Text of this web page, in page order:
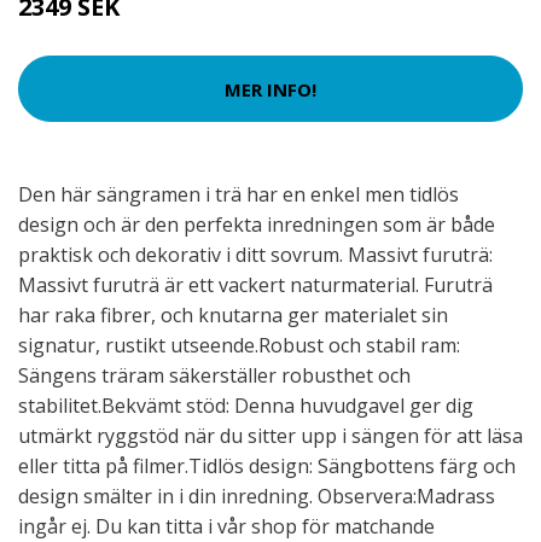
2349 SEK
MER INFO!
Den här sängramen i trä har en enkel men tidlös
design och är den perfekta inredningen som är både
praktisk och dekorativ i ditt sovrum. Massivt furuträ:
Massivt furuträ är ett vackert naturmaterial. Furuträ
har raka fibrer, och knutarna ger materialet sin
signatur, rustikt utseende.Robust och stabil ram:
Sängens träram säkerställer robusthet och
stabilitet.Bekvämt stöd: Denna huvudgavel ger dig
utmärkt ryggstöd när du sitter upp i sängen för att läsa
eller titta på filmer.Tidlös design: Sängbottens färg och
design smälter in i din inredning. Observera:Madrass
ingår ej. Du kan titta i vår shop för matchande